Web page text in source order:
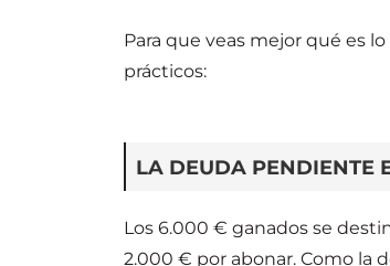
Para que veas mejor qué es
prácticos:
LA DEUDA PENDIENTE
Los 6.000 € ganados se
2.000 € por abonar. Como la